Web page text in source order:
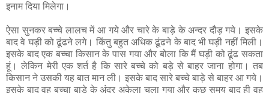
इनाम दिया मिलेगा।
ऐसा सुनकर बच्चे लालच में आ गये और चारे के बाड़े के अन्दर दौड़ गये। इसके
बाद वे घड़ी को ढूंढने लगे। किंतु बहुत अधिक ढूंढने के बाद भी घड़ी नहीं मिली।
इसके बाद एक बच्चा किसान के पास गया और बोला कि मैं घड़ी को ढूंढ सकता
हूं। लेकिन मेरी एक शर्त है कि सारे बच्चे को बड़े से बाहर जाना होगा। तब
किसान ने उसकी यह बात मान ली। इसके बाद सारे बच्चे बाड़े से बाहर आ गये।
इसके बाद वह बच्चा बाड़े के अंदर अकेला चला गया और कुछ समय बाद ही वह